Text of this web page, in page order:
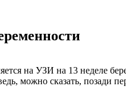
на УЗИ на 13 неделе
можно сказать, позади